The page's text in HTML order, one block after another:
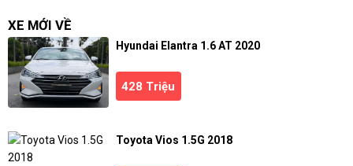
XE MỚI VỀ
Hyundai Elantra 1.6 AT 2020
428 Triệu
Toyota Vios 1.5G 2018